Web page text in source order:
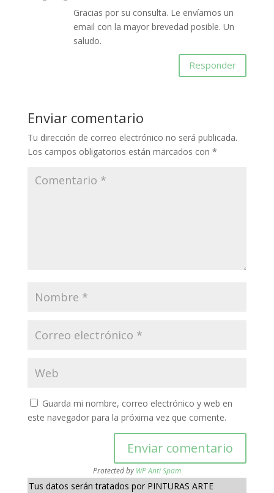
Gracias por su consulta. Le envíamos un
email con la mayor brevedad posible. Un
saludo.
Responder
Enviar comentario
Tu dirección de correo electrónico no será publicada.
Los campos obligatorios están marcados con *
Guarda mi nombre, correo electrónico y web en
este navegador para la próxima vez que comente.
Protected by WP Anti Spam
Tus datos serán tratados por PINTURAS ARTE